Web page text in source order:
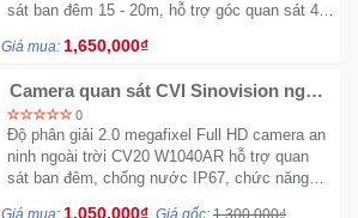
sát ban đêm 15 - 20m, hỗ trợ góc quan sát 45
Giá mua: 1,650,000₫
Camera quan sát CVI Sinovision ngoài
trời CV20 W1040AR
0
Độ phân giải 2.0 megafixel Full HD camera an
ninh ngoài trời CV20 W1040AR hỗ trợ quan
sát ban đêm, chống nước IP67, chức năng
Giá mua: 1,050,000₫ Giá gốc: 1,300,000₫